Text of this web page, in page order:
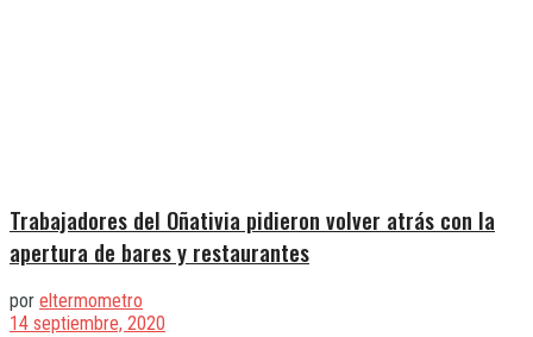
Trabajadores del Oñativia pidieron volver atrás con la
apertura de bares y restaurantes
por eltermometro
14 septiembre, 2020